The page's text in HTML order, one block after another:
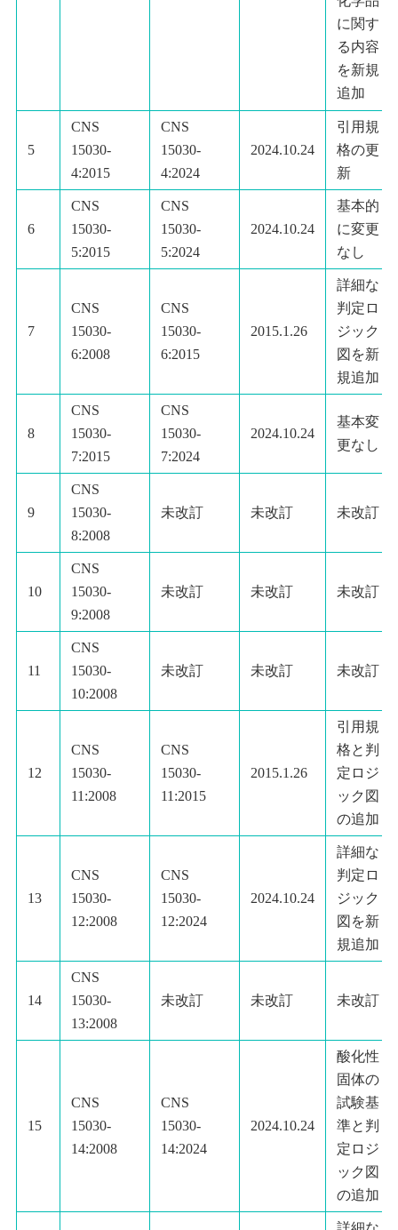
に関す
る内容
を新規
追加
5
CNS
15030-
4:2015
CNS
15030-
4:2024
2024.10.24
引用規
格の更
新
6
CNS
15030-
5:2015
CNS
15030-
5:2024
2024.10.24
基本的
に変更
なし
7
CNS
15030-
6:2008
CNS
15030-
6:2015
2015.1.26
詳細な
判定ロ
ジック
図を新
規追加
8
CNS
15030-
7:2015
CNS
15030-
7:2024
2024.10.24
基本変
更なし
9
CNS
15030-
8:2008
未改訂 未改訂 未改訂
10
CNS
15030-
9:2008
未改訂 未改訂 未改訂
11
CNS
15030-
10:2008
未改訂 未改訂 未改訂
12
CNS
15030-
11:2008
CNS
15030-
11:2015
2015.1.26
引用規
格と判
定ロジ
ック図
の追加
13
CNS
15030-
12:2008
CNS
15030-
12:2024
2024.10.24
詳細な
判定ロ
ジック
図を新
規追加
14
CNS
15030-
13:2008
未改訂 未改訂 未改訂
15
CNS
15030-
14:2008
CNS
15030-
14:2024
2024.10.24
酸化性
固体の
試験基
準と判
定ロジ
ック図
の追加